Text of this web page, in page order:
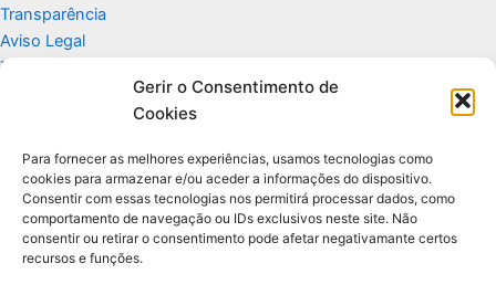
Gerir o Consentimento de
Cookies
Para fornecer as melhores experiências, usamos tecnologias como
cookies para armazenar e/ou aceder a informações do dispositivo.
Consentir com essas tecnologias nos permitirá processar dados, como
comportamento de navegação ou IDs exclusivos neste site. Não
consentir ou retirar o consentimento pode afetar negativamante certos
recursos e funções.
Transparência
Aviso Legal
Termos de Uso
Politicas de Privacidade e Cookies
Apoio
Glossário de Tecnologia
Portal editorial independente sobre tecnologia, PC Gamer e guias